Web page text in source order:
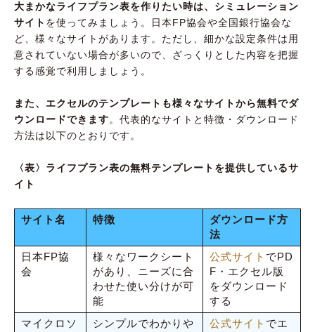
大まかなライフプラン表を作りたい時は、シミュレーション
サイト を使ってみましょう。日本FP協会や全国銀行協会な
ど、様々なサイトがあります。ただし、細かな設定条件は用
意されていない場合が多いので、ざっくりとした内容を把握
する感覚で利用しましょう。
また、エクセルのテンプレートも様々なサイトから無料でダ
ウンロードできます。代表的なサイトと特徴・ダウンロード
方法は以下のとおりです。
〈表〉ライフプラン表の無料テンプレートを提供しているサ
イト
サイト名 特徴
ダウンロード方
法
日本FP協
会
様々なワークシート
があり、ニーズに合
わせた使い分けが可
能
公式サイト でPD
F・エクセル版
をダウンロード
する
マイクロソ
シンプルでわかりや
公式サイト でエ